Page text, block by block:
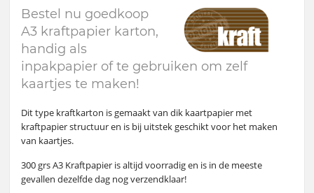
Bestel nu goedkoop
A3 kraftpapier karton,
handig als
inpakpapier of te gebruiken om zelf
kaartjes te maken!
Dit type kraftkarton is gemaakt van dik kaartpapier met
kraftpapier structuur en is bij uitstek geschikt voor het maken
van kaartjes.
300 grs A3 Kraftpapier is altijd voorradig en is in de meeste
gevallen dezelfde dag nog verzendklaar!